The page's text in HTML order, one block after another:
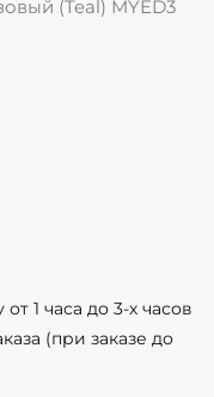
1 часа до 3-х часов
(при заказе до